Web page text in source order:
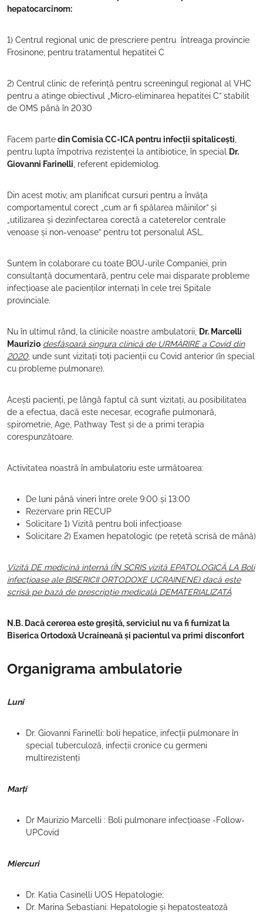
hepatocarcinom:
1) Centrul regional unic de prescriere pentru întreaga provincie
Frosinone, pentru tratamentul hepatitei C
2) Centrul clinic de referință pentru screeningul regional al VHC
pentru a atinge obiectivul „Micro-eliminarea hepatitei C” stabilit
de OMS până în 2030
Facem partedin Comisia CC-ICA pentru infecții spitalicești
pentru lupta împotriva rezistenței la antibiotice, în special
Dr.
Giovanni Farinelli , referent epidemiolog.
Din acest motiv, am planificat cursuri pentru a învăța
comportamentul corect „cum ar fi spălarea mâinilor” și
„utilizarea și dezinfectarea corectă a cateterelor centrale
venoase și non-venoase” pentru tot personalul ASL.
Suntem în colaborare cu toate BOU-urile Companiei, prin
consultanță documentară, pentru cele mai disparate probleme
infecțioase ale pacienților internați în cele trei Spitale
provinciale.
Nu în ultimul rând, la clinicile noastre ambulatorii,
Dr. Marcelli
Maurizio desfășoară singura clinică de URMĂRIRE a Covid din
2020, unde sunt vizitați toți pacienții cu Covid anterior (în special
cu probleme pulmonare).
Acești pacienți, pe lângă faptul că sunt vizitați, au posibilitatea
de a efectua, dacă este necesar, ecografie pulmonară,
spirometrie, Age, Pathway Test și de a primi terapia
corespunzătoare.
Activitatea noastră în ambulatoriu este următoarea:
De luni până vineri între orele 9:00 și 13:00
Rezervare prin RECUP
Solicitare 1) Vizită pentru boli infecțioase
Solicitare 2) Examen hepatologic (pe rețetă scrisă de mână)
Vizită DE medicină internă (ÎN SCRIS vizită EPATOLOGICĂ LA Boli
infecțioase ale BISERICII ORTODOXE UCRAINENE) dacă este
scrisă pe bază de prescripție medicală DEMATERIALIZATĂ
N.B. Dacă cererea este greșită, serviciul nu va fi furnizat la
Biserica Ortodoxă Ucraineană și pacientul va primi disconfort
Organigrama ambulatorie
Luni
Dr. Giovanni Farinelli: boli hepatice, infecții pulmonare în
special tuberculoză, infecții cronice cu germeni
multirezistenți
Marți
Dr Maurizio Marcelli : Boli pulmonare infecțioase -Follow-
UPCovid
Miercuri
Dr. Katia Casinelli UOS Hepatologie;
Dr. Marina Sebastiani: Hepatologie și hepatosteatoză